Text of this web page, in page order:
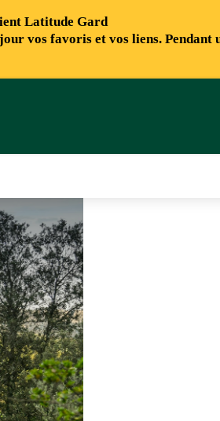
Latitude Gard
vos favoris et vos liens. Pendant